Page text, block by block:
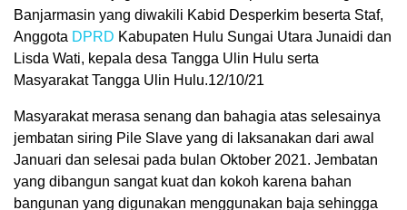
Banjarmasin yang diwakili Kabid Desperkim beserta Staf,
Anggota DPRD Kabupaten Hulu Sungai Utara Junaidi dan
Lisda Wati, kepala desa Tangga Ulin Hulu serta
Masyarakat Tangga Ulin Hulu.12/10/21
Masyarakat merasa senang dan bahagia atas selesainya
jembatan siring Pile Slave yang di laksanakan dari awal
Januari dan selesai pada bulan Oktober 2021. Jembatan
yang dibangun sangat kuat dan kokoh karena bahan
bangunan yang digunakan menggunakan baja sehingga